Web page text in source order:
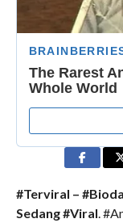
#Terviral –
Sedang #Viral.